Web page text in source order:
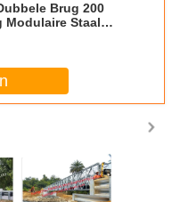
Brug 200
Modulaire Staal